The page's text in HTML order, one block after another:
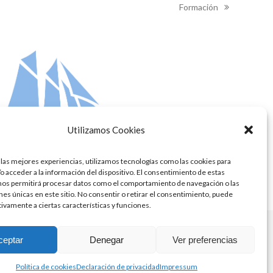
Utilizamos Cookies
mejores experiencias, utilizamos tecnologías como las cookies para
acceder a la información del dispositivo. El consentimiento de estas
permitirá procesar datos como el comportamiento de navegación o las
únicas en este sitio. No consentir o retirar el consentimiento, puede
a ciertas características y funciones.
Denegar Ver preferencias
Política de cookiesDeclaración de privacidadImpressum
next
Formación